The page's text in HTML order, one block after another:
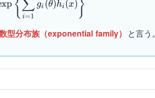
i=1
∑ gi (θ)hi (x)
型分布族（exponential family） と言う。